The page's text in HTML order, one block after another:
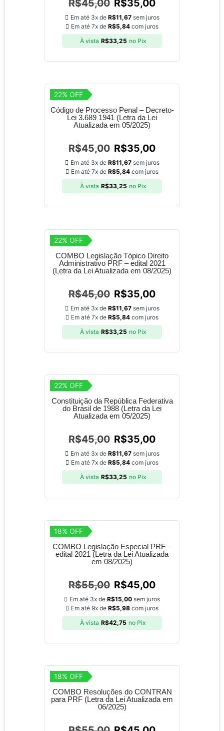
R$45,00 R$35,00
Em até 3x de R$11,67sem juros
Em até 7x de R$5,84 com juros
À vista R$33,25 no Pix
22% OFF
Código de Processo Penal – Decreto-
Lei 3.689 1941 (Letra da Lei
Atualizada em 05/2025)
R$45,00 R$35,00
Em até 3x de R$11,67sem juros
Em até 7x de R$5,84 com juros
À vista R$33,25 no Pix
22% OFF
COMBO Legislação Tópico Direito
Administrativo PRF – edital 2021
(Letra da Lei Atualizada em 08/2025)
R$45,00 R$35,00
Em até 3x de R$11,67sem juros
Em até 7x de R$5,84 com juros
À vista R$33,25 no Pix
22% OFF
Constituição da República Federativa
do Brasil de 1988 (Letra da Lei
Atualizada em 05/2025)
R$45,00 R$35,00
Em até 3x de R$11,67sem juros
Em até 7x de R$5,84 com juros
À vista R$33,25 no Pix
18% OFF
COMBO Legislação Especial PRF –
edital 2021 (Letra da Lei Atualizada
em 08/2025)
R$55,00 R$45,00
Em até 3x de R$15,00 sem juros
Em até 9x de R$5,98 com juros
À vista R$42,75 no Pix
18% OFF
COMBO Resoluções do CONTRAN
para PRF (Letra da Lei Atualizada em
06/2025)